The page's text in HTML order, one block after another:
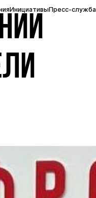
ИнициативыПресс-служба